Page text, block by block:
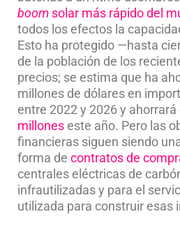
boom solar más rápido del
todos los efectos la
Esto ha protegido —hasta
de la población de los
precios; se estima que ha
millones de dólares en
entre 2022 y 2026 y
millones este año. Pero las
financieras siguen siendo
forma de contratos de
centrales eléctricas de
infrautilizadas y para el
utilizada para construir esas